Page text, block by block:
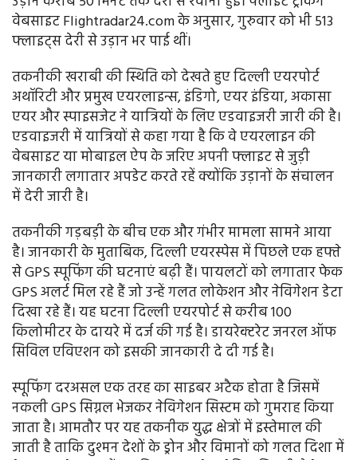
वेबसाइट Flightradar24.com के अनुसार, गुरुवार को भी 513
फ्लाइट्स देरी से उड़ान भर पाई थीं।
तकनीकी खराबी की स्थिति को देखते हुए दिल्ली एयरपोर्ट
अथॉरिटी और प्रमुख एयरलाइन्स, इंडिगो, एयर इंडिया, अकासा
एयर और स्पाइसजेट ने यात्रियों के लिए एडवाइजरी जारी की है।
एडवाइजरी में यात्रियों से कहा गया है कि वे एयरलाइन की
वेबसाइट या मोबाइल ऐप के जरिए अपनी फ्लाइट से जुड़ी
जानकारी लगातार अपडेट करते रहें क्योंकि उड़ानों के संचालन
में देरी जारी है।
तकनीकी गड़बड़ी के बीच एक और गंभीर मामला सामने आया
है। जानकारी के मुताबिक, दिल्ली एयरस्पेस में पिछले एक हफ्ते
से GPS स्पूफिंग की घटनाएं बढ़ी हैं। पायलटों को लगातार फेक
GPS अलर्ट मिल रहे हैं जो उन्हें गलत लोकेशन और नेविगेशन डेटा
दिखा रहे हैं। यह घटना दिल्ली एयरपोर्ट से करीब 100
किलोमीटर के दायरे में दर्ज की गई है। डायरेक्टरेट जनरल ऑफ
सिविल एविएशन को इसकी जानकारी दे दी गई है।
स्पूफिंग दरअसल एक तरह का साइबर अटैक होता है जिसमें
नकली GPS सिग्नल भेजकर नेविगेशन सिस्टम को गुमराह किया
जाता है। आमतौर पर यह तकनीक युद्ध क्षेत्रों में इस्तेमाल की
जाती है ताकि दुश्मन देशों के ड्रोन और विमानों को गलत दिशा में